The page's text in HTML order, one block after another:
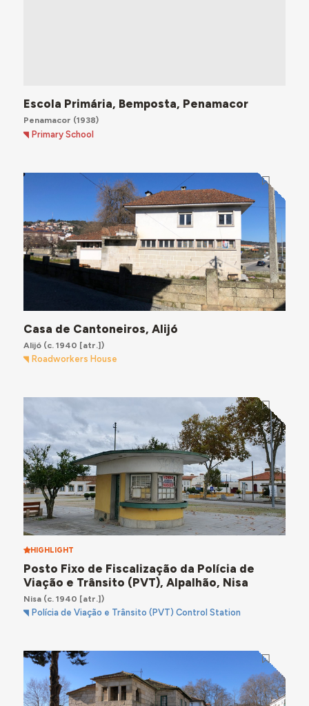
Escola Primária, Bemposta, Penamacor
Penamacor (1938)
Primary School
Casa de Cantoneiros, Alijó
Alijó(c. 1940 [atr.])
Roadworkers House
HIGHLIGHT
Posto Fixo de Fiscalização da Polícia de
Viação e Trânsito (PVT), Alpalhão, Nisa
Nisa(c. 1940 [atr.])
Polícia de Viação e Trânsito (PVT) Control Station